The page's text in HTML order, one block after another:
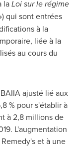
laLoi sur le régime
qui sont entrées
à la
liée à la
au cours du
ajusté lié aux
% pour s'établir à
à 2,8 millions de
L'augmentation
et à une